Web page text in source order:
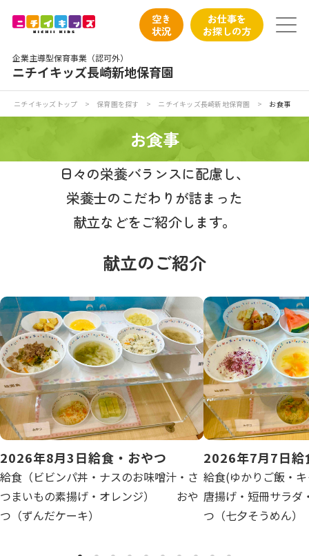
企業主導型保育事業（認可外）
ニチイキッズ長崎新地保育園
空き
状況
お仕事を
お探しの方
お食事
保育園見学
写真販売サービス
各種書類
お仕事をお探しの方
よくあるご質問
保育園に関するお問い合わせ
プライバシーポリシー サイトのご利用について
サイトマップ ニチイ学館オフィシャルサイト
ニチイキッズトップ > 保育園を探す > ニチイキッズ長崎新地保育園 > お食事
お食事
日々の栄養バランスに配慮し、
栄養士のこだわりが詰まった
献立などをご紹介します。
献立のご紹介
2026年8月3日給食・おやつ
給食（ビビンパ丼・ナスのお味噌汁・さ
つまいもの素揚げ・オレンジ） おや
つ（ずんだケーキ）
2026年7月7日給
給食(ゆかりご飯・
唐揚げ・短冊サラ
つ（七夕そうめん）